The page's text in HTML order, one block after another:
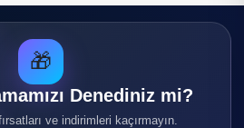
🎁
Denediniz mi?
ve indirimleri kaçırmayın.